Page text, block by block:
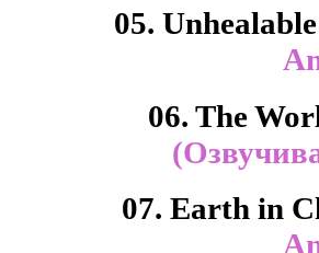
05.
06. The
07. Earth in